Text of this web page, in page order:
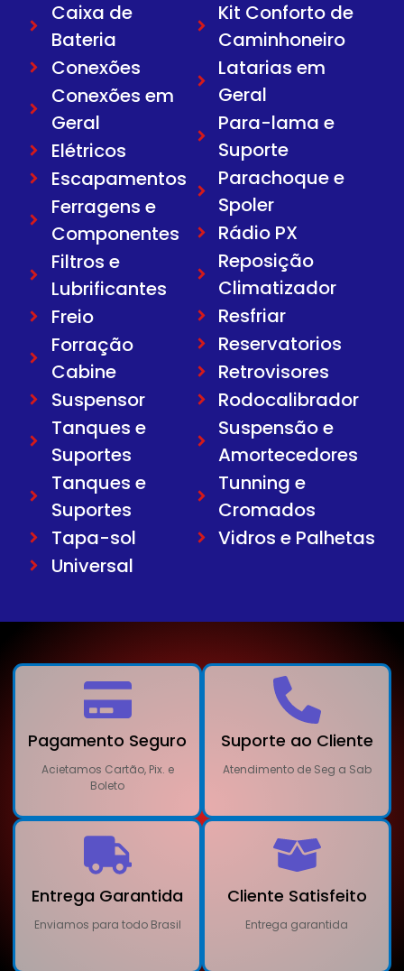
Caixa de
Bateria
Conexões
Conexões em
Geral
Elétricos
Escapamentos
Ferragens e
Componentes
Filtros e
Lubrificantes
Freio
Forração
Cabine
Suspensor
Tanques e
Suportes
Tanques e
Suportes
Tapa-sol
Universal
Kit Conforto de
Caminhoneiro
Latarias em
Geral
Para-lama e
Suporte
Parachoque e
Spoler
Rádio PX
Reposição
Climatizador
Resfriar
Reservatorios
Retrovisores
Rodocalibrador
Suspensão e
Amortecedores
Tunning e
Cromados
Vidros e Palhetas
Pagamento Seguro
Acietamos Cartão, Pix. e
Boleto
Suporte ao Cliente
Atendimento de Seg a Sab
Entrega Garantida
Enviamos para todo Brasil
Cliente Satisfeito
Entrega garantida